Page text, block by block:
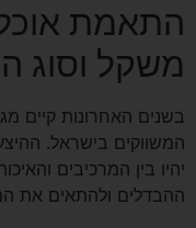
התאמת אוכל
משקל וסוג
בשנים האחרונות קיים
המשווקים בישראל.
יהיו בין המרכיבים
ההבדלים ולהתאים את